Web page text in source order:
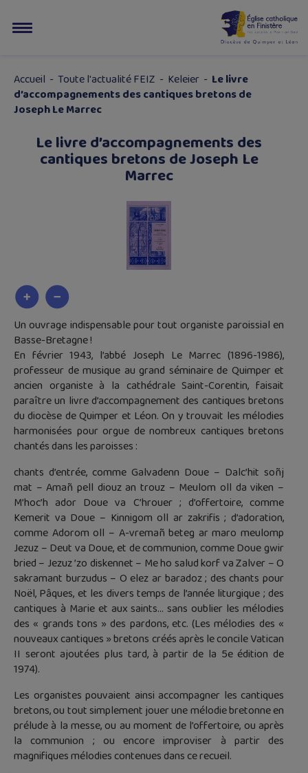
Accueil - Toute l'actualité FEIZ - Keleier - Le livre
d’accompagnements des cantiques bretons de
Joseph Le Marrec
Le livre d’accompagnements des
cantiques bretons de Joseph Le
Marrec
Un ouvrage indispensable pour tout organiste paroissial en
Basse-Bretagne !
En février 1943, l’abbé Joseph Le Marrec (1896-1986),
professeur de musique au grand séminaire de Quimper et
ancien organiste à la cathédrale Saint-Corentin, faisait
paraître un livre d’accompagnement des cantiques bretons
du diocèse de Quimper et Léon. On y trouvait les mélodies
harmonisées pour orgue de nombreux cantiques bretons
chantés dans les paroisses :
chants d’entrée, comme Galvadenn Doue – Dalc’hit soñj
mat – Amañ pell diouz an trouz – Meulom oll da viken –
M’hoc’h ador Doue va C’hrouer ; d’offertoire, comme
Kemerit va Doue – Kinnigom oll ar zakrifis ; d’adoration,
comme Adorom oll – A-vremañ beteg ar maro meulomp
Jezuz – Deut va Doue, et de communion, comme Doue gwir
bried – Jezuz ’zo diskennet – Me ho salud korf va Zalver – O
sakramant burzudus – O elez ar baradoz ; des chants pour
Noël, Pâques, et les divers temps de l’année liturgique ; des
cantiques à Marie et aux saints… sans oublier les mélodies
des « grands tons » des pardons, etc. (Les mélodies des «
nouveaux cantiques » bretons créés après le concile Vatican
II seront ajoutées plus tard, à partir de la 5e édition de
1974).
Les organistes pouvaient ainsi accompagner les cantiques
bretons, ou tout simplement jouer une mélodie bretonne en
prélude à la messe, ou au moment de l’offertoire, ou après
la communion ; ou encore improviser à partir des
magnifiques mélodies contenues dans ce recueil.